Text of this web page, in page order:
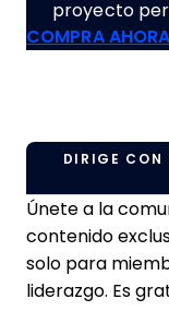
proyecto
COMPRA
DIRIGE CON
Únete a la
contenido
solo para
liderazgo. Es